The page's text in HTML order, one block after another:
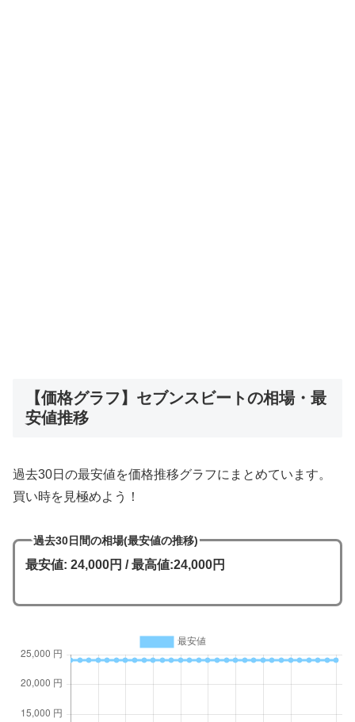
【価格グラフ】セブンスビートの相場・最
安値推移
過去30日の最安値を価格推移グラフにまとめています。
買い時を見極めよう！
過去30日間の相場(最安値の推移)
最安値: 24,000円 / 最高値:24,000円